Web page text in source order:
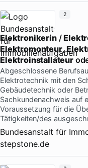
Elektronikerin/
Elektromonteur,
Elektroinstallateur
Abgeschlossene
Elektrotechnik mit den
Gebäudetechnik oder
Sachkundenachweis auf
Voraussetzung für die
Tätigkeiten/des
Bundesanstalt für
stepstone.de
2